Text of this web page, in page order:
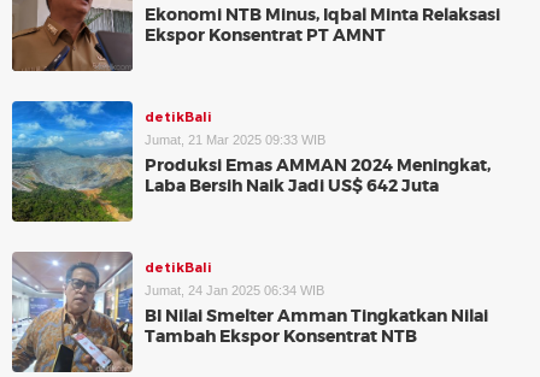
Ekonomi NTB Minus, Iqbal Minta Relaksasi
Ekspor Konsentrat PT AMNT
detikBali
Jumat, 21 Mar 2025 09:33 WIB
Produksi Emas AMMAN 2024 Meningkat,
Laba Bersih Naik Jadi US$ 642 Juta
detikBali
Jumat, 24 Jan 2025 06:34 WIB
BI Nilai Smelter Amman Tingkatkan Nilai
Tambah Ekspor Konsentrat NTB